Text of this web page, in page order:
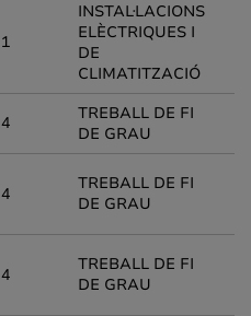
1
INSTAL·LACIONS
ELÈCTRIQUES I
DE
CLIMATITZACIÓ
4
TREBALL DE FI
DE GRAU
4
TREBALL DE FI
DE GRAU
4
TREBALL DE FI
DE GRAU